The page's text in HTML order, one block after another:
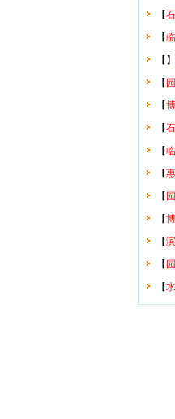
【
【
【 】
【
【
【
【
【
【
【
【
【
【